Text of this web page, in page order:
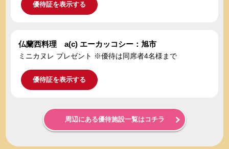
優待証を表示する
仏蘭西料理 a(c) エーカッコシー：旭市
ミニカヌレ プレゼント ※優待は同席者4名様まで
優待証を表示する
周辺にある優待施設一覧はコチラ